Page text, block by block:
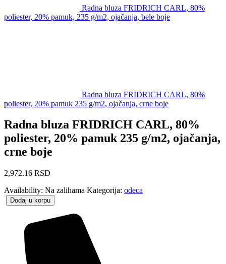
Radna bluza FRIDRICH CARL, 80%
poliester, 20% pamuk, 235 g/m2, ojačanja, bele boje
Radna bluza FRIDRICH CARL, 80%
poliester, 20% pamuk 235 g/m2, ojačanja, crne boje
Radna bluza FRIDRICH CARL, 80%
poliester, 20% pamuk 235 g/m2, ojačanja,
crne boje
2,972.16 RSD
Availability: Na zalihama Kategorija: odeca
Dodaj u korpu